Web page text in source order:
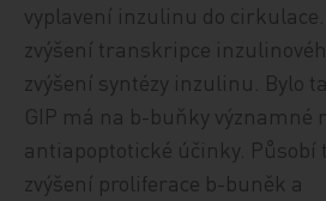
vyplavení inzulinu do cirkulace.
zvýšení transkripce
zvýšení syntézy inzulinu. Bylo
GIP má na b-buňky významné
antiapoptotické účinky. Působí
zvýšení proliferace b-buněk a